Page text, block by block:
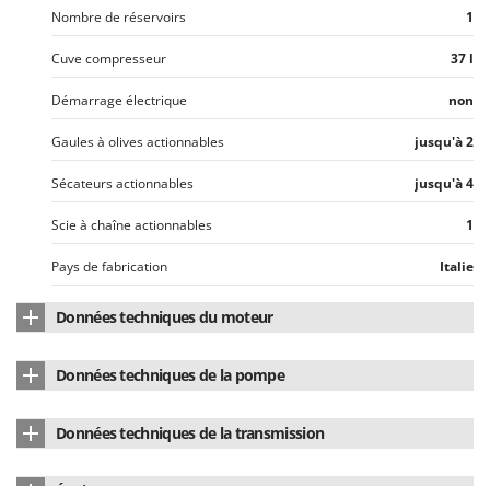
Nombre de réservoirs 1
Cuve compresseur 37 l
Démarrage électrique non
Gaules à olives actionnables jusqu'à 2
Sécateurs actionnables jusqu'à 4
Scie à chaîne actionnables 1
Pays de fabrication Italie
Données techniques du moteur
Modèle de moteur GX200
Type de moteur
Cylindrée 196 cm³
Données techniques de la pompe
Modèle MK 113
Données techniques de la transmission